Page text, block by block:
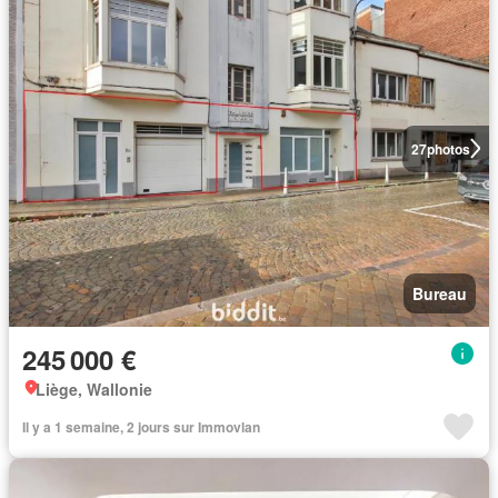
27photos
Bureau
245 000 €
Liège, Wallonie
Il y a 1 semaine, 2 jours sur Immovlan